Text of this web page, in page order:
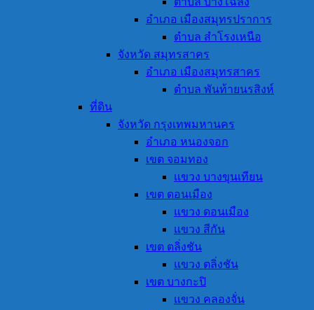
อำเภอ เมืองสมุทรปราการ
ตำบล สำโรงเหนือ
จังหวัด สมุทรสาคร
อำเภอ เมืองสมุทรสาคร
ตำบล พันท้ายนรสิงห์
ที่ดิน
จังหวัด กรุงเทพมหานคร
อำเภอ หนองจอก
เขต จอมทอง
แขวง บางขุนเทียน
เขต ดอนเมือง
แขวง ดอนเมือง
แขวง สีกัน
เขต ตลิ่งชัน
แขวง ตลิ่งชัน
เขต บางกะปิ
แขวง คลองจั่น